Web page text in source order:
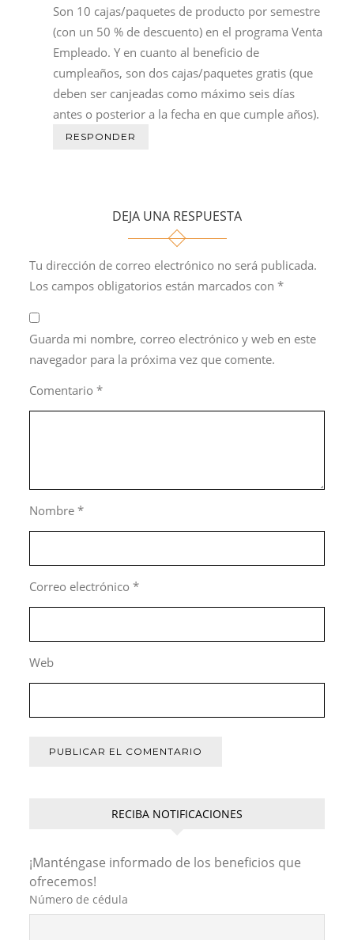
Son 10 cajas/paquetes de producto por semestre
(con un 50 % de descuento) en el programa Venta
Empleado. Y en cuanto al beneficio de
cumpleaños, son dos cajas/paquetes gratis (que
deben ser canjeadas como máximo seis días
antes o posterior a la fecha en que cumple años).
RESPONDER
DEJA UNA RESPUESTA
Tu dirección de correo electrónico no será publicada.
Los campos obligatorios están marcados con*
Guarda mi nombre, correo electrónico y web en este
navegador para la próxima vez que comente.
Comentario*
Nombre*
Correo electrónico*
Web
RECIBA NOTIFICACIONES
¡Manténgase informado de los beneficios que
ofrecemos!
Número de cédula